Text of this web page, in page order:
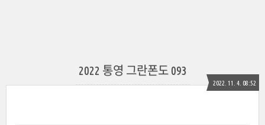
2022 통영 그란폰도 093
2022. 11. 4. 08:52